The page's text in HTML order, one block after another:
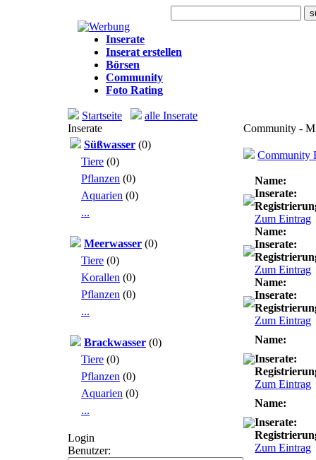
Inserate
Inserat erstellen
Börsen
Community
Foto Rating
Startseite
alle Inserate
Inserate
Süßwasser (0)
Tiere (0)
Pflanzen (0)
Aquarien (0)
...
Meerwasser (0)
Tiere (0)
Korallen (0)
Pflanzen (0)
...
Brackwasser (0)
Tiere (0)
Pflanzen (0)
Aquarien (0)
...
Login
Benutzer:
Community -
Community
Name:
Inserate:
Zum Eintrag
Name:
Inserate:
Zum Eintrag
Name:
Inserate:
Zum Eintrag
Name:
Inserate:
Zum Eintrag
Name:
Inserate:
Zum Eintrag